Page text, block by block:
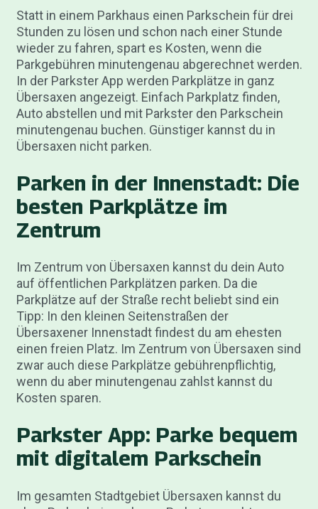
Statt in einem Parkhaus einen Parkschein für drei
Stunden zu lösen und schon nach einer Stunde
wieder zu fahren, spart es Kosten, wenn die
Parkgebühren minutengenau abgerechnet werden.
In der Parkster App werden Parkplätze in ganz
Übersaxen angezeigt. Einfach Parkplatz finden,
Auto abstellen und mit Parkster den Parkschein
minutengenau buchen. Günstiger kannst du in
Übersaxen nicht parken.
Parken in der Innenstadt: Die
besten Parkplätze im
Zentrum
Im Zentrum von Übersaxen kannst du dein Auto
auf öffentlichen Parkplätzen parken. Da die
Parkplätze auf der Straße recht beliebt sind ein
Tipp: In den kleinen Seitenstraßen der
Übersaxener Innenstadt findest du am ehesten
einen freien Platz. Im Zentrum von Übersaxen sind
zwar auch diese Parkplätze gebührenpflichtig,
wenn du aber minutengenau zahlst kannst du
Kosten sparen.
Parkster App: Parke bequem
mit digitalem Parkschein
Im gesamten Stadtgebiet Übersaxen kannst du